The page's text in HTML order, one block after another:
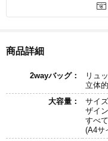

商品詳細
2wayバッグ：
リュ
立体
大容量：
サイ
ザイ
すべ
(A4サ